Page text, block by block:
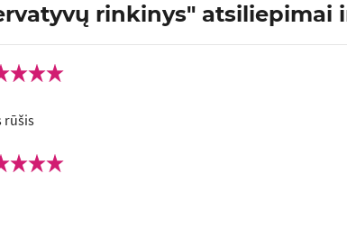
rinkinys" atsiliepimai
rūšis